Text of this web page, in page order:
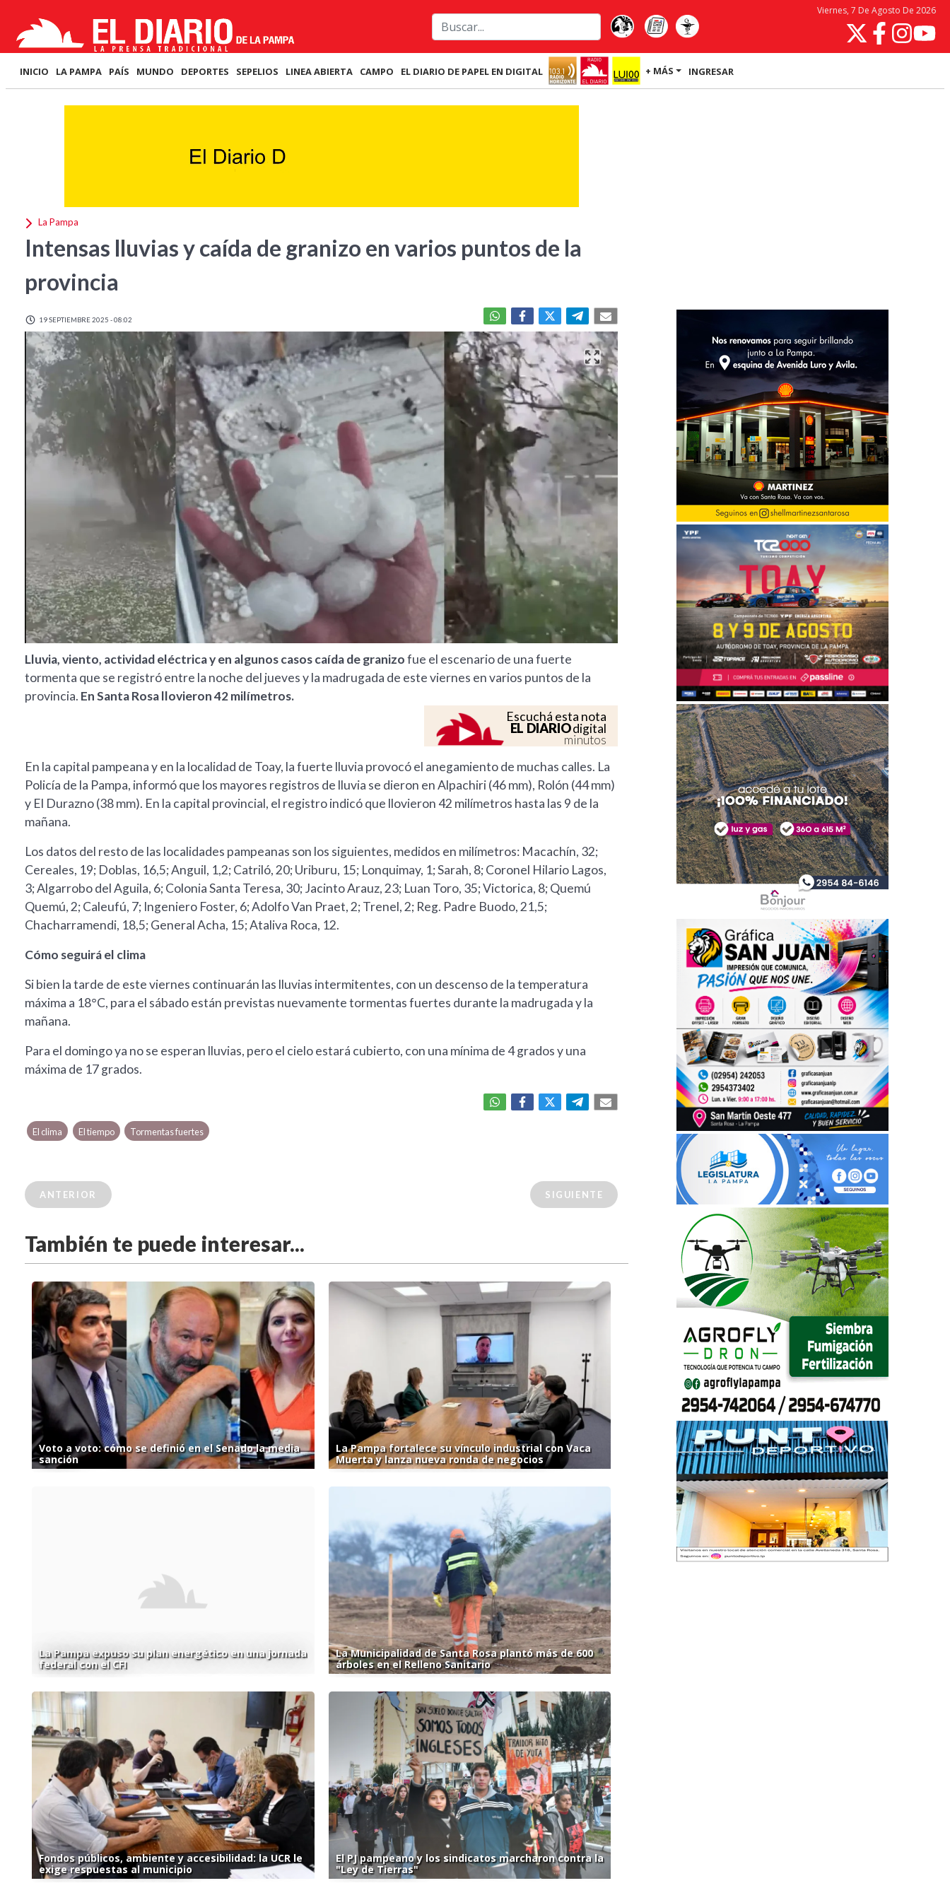
Viernes, 7 De Agosto De 2026
INICIO LA PAMPA PAÍS MUNDO DEPORTES SEPELIOS LINEA ABIERTA CAMPO EL DIARIO DE PAPEL EN DIGITAL + MÁS INGRESAR
La Pampa
Intensas lluvias y caída de granizo en varios puntos de la
provincia
19 SEPTIEMBRE 2025 - 08:02
Lluvia, viento, actividad eléctrica y en algunos casos caída de granizofue el escenario de una fuerte
tormenta que se registró entre la noche del jueves y la madrugada de este viernes en varios puntos de la
provincia. En Santa Rosa llovieron 42 milímetros.
Escuchá esta nota
EL DIARIOdigital
minutos
En la capital pampeana y en la localidad de Toay, la fuerte lluvia provocó el anegamiento de muchas calles. La
Policía de la Pampa, informó que los mayores registros de lluvia se dieron en Alpachiri (46 mm), Rolón (44 mm)
y El Durazno (38 mm). En la capital provincial, el registro indicó que llovieron 42 milímetros hasta las 9 de la
mañana.
Los datos del resto de las localidades pampeanas son los siguientes, medidos en milímetros: Macachín, 32;
Cereales, 19; Doblas, 16,5; Anguil, 1,2; Catriló, 20; Uriburu, 15; Lonquimay, 1; Sarah, 8; Coronel Hilario Lagos,
3; Algarrobo del Aguila, 6; Colonia Santa Teresa, 30; Jacinto Arauz, 23; Luan Toro, 35; Victorica, 8; Quemú
Quemú, 2; Caleufú, 7; Ingeniero Foster, 6; Adolfo Van Praet, 2; Trenel, 2; Reg. Padre Buodo, 21,5;
Chacharramendi, 18,5; General Acha, 15; Ataliva Roca, 12.
Cómo seguirá el clima
Si bien la tarde de este viernes continuarán las lluvias intermitentes, con un descenso de la temperatura
máxima a 18°C, para el sábado están previstas nuevamente tormentas fuertes durante la madrugada y la
mañana.
Para el domingo ya no se esperan lluvias, pero el cielo estará cubierto, con una mínima de 4 grados y una
máxima de 17 grados.
El clima El tiempo Tormentas fuertes
ANTERIOR SIGUIENTE
También te puede interesar...
Voto a voto: cómo se definió en el Senado la media
sanción
La Pampa fortalece su vínculo industrial con Vaca
Muerta y lanza nueva ronda de negocios
La Pampa expuso su plan energético en una jornada
federal con el CFI
La Municipalidad de Santa Rosa plantó más de 600
árboles en el Relleno Sanitario
Fondos públicos, ambiente y accesibilidad: la UCR le
exige respuestas al municipio
El PJ pampeano y los sindicatos marcharon contra la
"Ley de Tierras"